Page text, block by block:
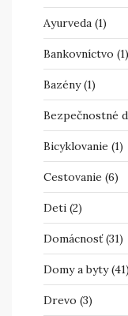
Ayurveda (1)
Bankovníctvo (1)
Bazény(1)
Bezpečnostné
Bicyklovanie (1)
Cestovanie (6)
Deti (2)
Domácnosť(31)
Domy a byty
Drevo (3)